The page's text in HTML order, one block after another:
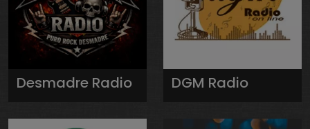
Desmadre Radio DGM Radio